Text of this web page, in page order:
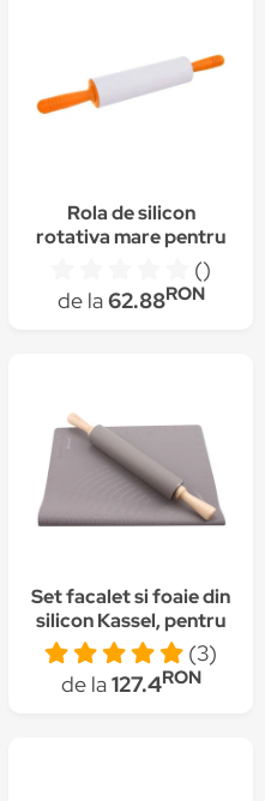
Rola de silicon
rotativa mare pentru
()
de la62.88RON
Set facalet si foaie din
silicon Kassel, pentru
prepararea aluatului
(3)
de la127.4RON